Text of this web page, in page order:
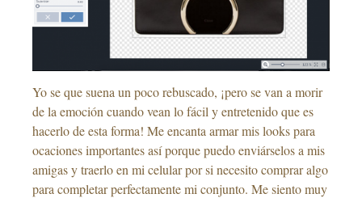
Yo se que suena un poco rebuscado, ¡pero se van a morir
de la emoción cuando vean lo fácil y entretenido que es
hacerlo de esta forma! Me encanta armar mis looks para
ocaciones importantes así porque puedo enviárselos a mis
amigas y traerlo en mi celular por si necesito comprar algo
para completar perfectamente mi conjunto. Me siento muy